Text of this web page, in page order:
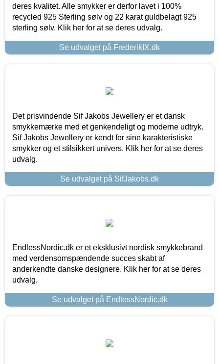
deres kvalitet. Alle smykker er derfor lavet i 100%
recycled 925 Sterling sølv og 22 karat guldbelagt 925
sterling sølv. Klik her for at se deres udvalg.
Se udvalget på FrederikIX.dk
Det prisvindende Sif Jakobs Jewellery er et dansk
smykkemærke med et genkendeligt og moderne udtryk.
Sif Jakobs Jewellery er kendt for sine karakteristiske
smykker og et stilsikkert univers. Klik her for at se deres
udvalg.
Se udvalget på SifJakobs.dk
EndlessNordic.dk er et eksklusivt nordisk smykkebrand
med verdensomspændende succes skabt af
anderkendte danske designere. Klik her for at se deres
udvalg.
Se udvalget på EndlessNordic.dk